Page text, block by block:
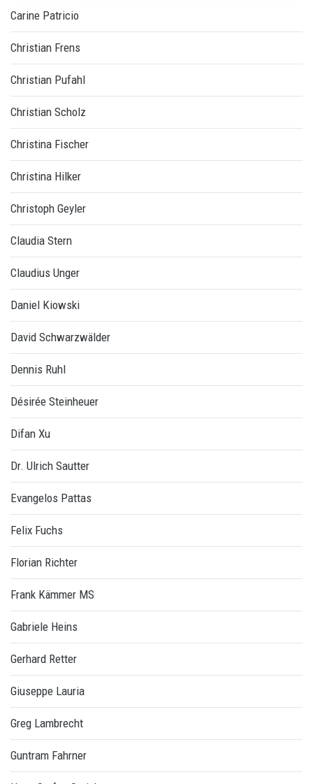
Carine Patricio
Christian Frens
Christian Pufahl
Christian Scholz
Christina Fischer
Christina Hilker
Christoph Geyler
Claudia Stern
Claudius Unger
Daniel Kiowski
David Schwarzwälder
Dennis Ruhl
Désirée Steinheuer
Difan Xu
Dr. Ulrich Sautter
Evangelos Pattas
Felix Fuchs
Florian Richter
Frank Kämmer MS
Gabriele Heins
Gerhard Retter
Giuseppe Lauria
Greg Lambrecht
Guntram Fahrner